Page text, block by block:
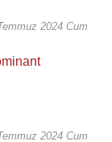
2024 Cum
2024 Cum